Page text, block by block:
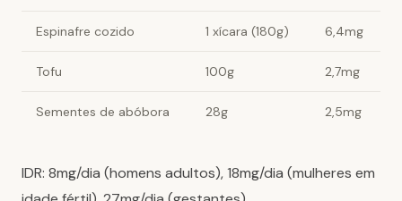
Espinafre cozido 1 xícara (180g) 6,4mg
Tofu 100g 2,7mg
Sementes de abóbora 28g 2,5mg
IDR: 8mg/dia (homens adultos), 18mg/dia (mulheres em